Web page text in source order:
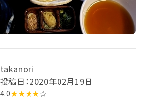
takanori
投稿日：2020年02月19日
4.0★★★★☆